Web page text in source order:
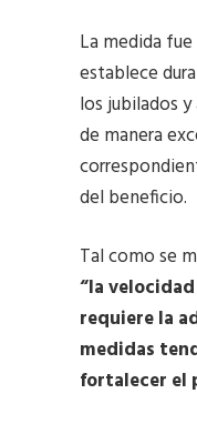
La medida
establece
los jubilados
de manera
del beneficio.
Tal como se
“la
requiere la
medidas
fortalecer el